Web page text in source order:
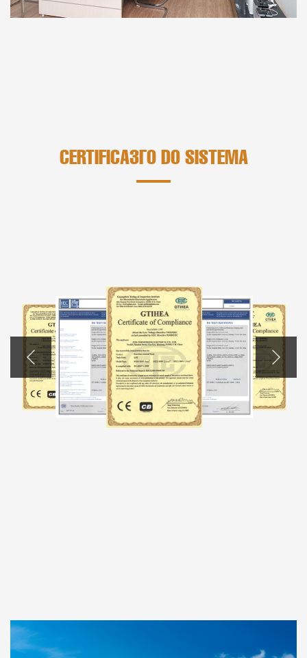
CERTIFICAÇÃO DO SISTEMA